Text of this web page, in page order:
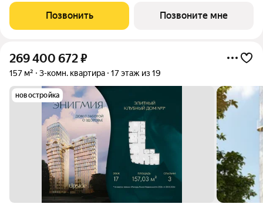
гардеробной с окном. ЭНИГМИЯ
Позвонить Позвоните мне
269 400 672₽
157 м² 3-комн. квартира 17 этаж из 19
новостройка